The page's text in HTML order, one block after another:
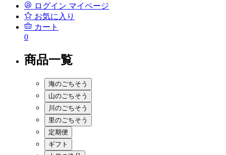
ログイン マイページ
お気に入り
カート
0
商品一覧
海のごちそう
山のごちそう
川のごちそう
里のごちそう
定期便
ギフト